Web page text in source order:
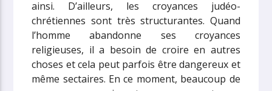
ainsi. D’ailleurs, les croyances judéo-
chrétiennes sont très structurantes. Quand
l’homme abandonne ses croyances
religieuses, il a besoin de croire en autres
choses et cela peut parfois être dangereux et
même sectaires. En ce moment, beaucoup de